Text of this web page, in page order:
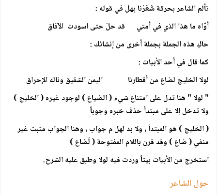
تألم الشاعر بحرقة شَعَرْنا بهل في قوله :
أوّاه ما هذا الذي في أمتي قد حلَ حتى اسودت الآفاق
حاكِ هذه الجملة بجملة أخرى من إنشائك :
كما قال في أحد الأبيات :
لولا الخليج لضاع من أقطارنا اليمن الشقيق وناله الإحراق
" لولا " هنا تدل على امتناع شيء ( الضياع ) لوجود غيره ( الخليج )
ولا تدخل إلا على مبتدأ حذف خبره وجوباً
( الخليج ) هو المبتدأ ، ولا بد لهل م جواب ، وهنا الجواب مثبت غير
منفي ( ضاع ) وقد قرن باللام المفتوحة ( لَضاع )
استخرج من الأبيات بيتاً وردت فيه لولا وطبق عليه الشرح.
حول الشاعر